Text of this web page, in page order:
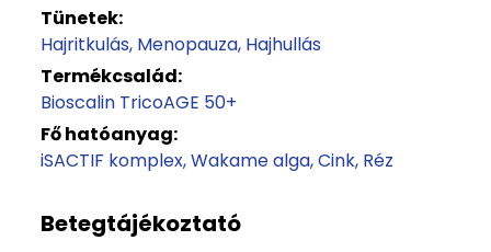
Tünetek:
Hajritkulás Menopauza Hajhullás
Termékcsalád:
Bioscalin TricoAGE 50+
Fő hatóanyag:
iSACTIF komplex Wakame alga Cink Réz
Betegtájékoztató